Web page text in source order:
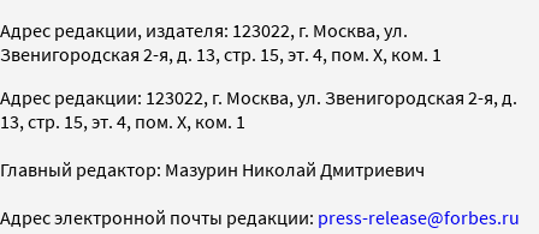
Адрес редакции, издателя: 123022, г. Москва, ул.
Звенигородская 2-я, д. 13, стр. 15, эт. 4, пом. X, ком. 1
Адрес редакции: 123022, г. Москва, ул. Звенигородская 2-я, д.
13, стр. 15, эт. 4, пом. X, ком. 1
Главный редактор: Мазурин Николай Дмитриевич
Адрес электронной почты редакции: press-release@forbes.ru